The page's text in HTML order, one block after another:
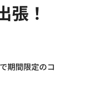
張！
期間限定のコ